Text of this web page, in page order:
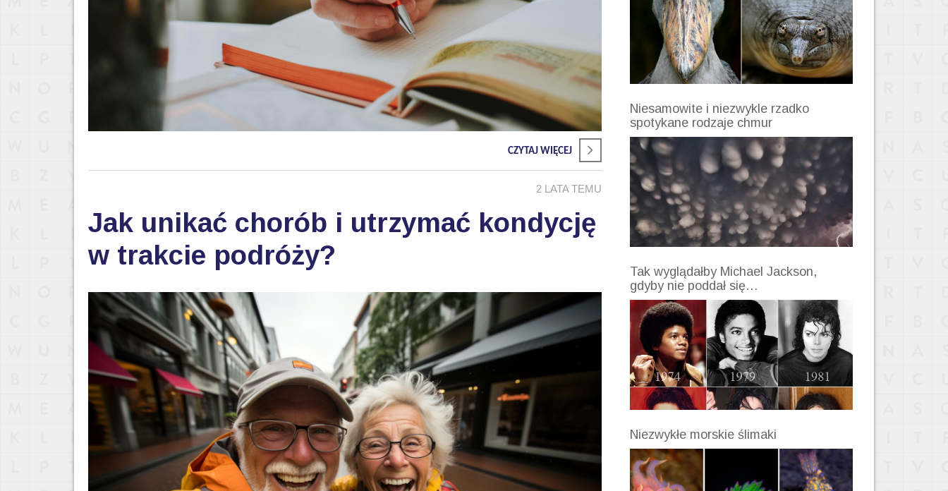
CZYTAJ WIĘCEJ
2 LATA TEMU
Jak unikać chorób i utrzymać kondycję
w trakcie podróży?
Niesamowite i niezwykle rzadko
spotykane rodzaje chmur
Tak wyglądałby Michael Jackson,
gdyby nie poddał się…
Niezwykłe morskie ślimaki